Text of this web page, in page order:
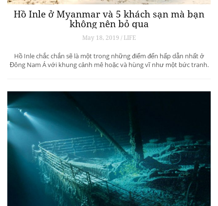
Hồ Inle ở Myanmar và 5 khách sạn mà bạn
không nên bỏ qua
May 18, 2019 / LIFE
Hồ Inle chắc chắn sẽ là một trong những điểm đến hấp dẫn nhất ở
Đông Nam Á với khung cảnh mê hoặc và hùng vĩ như một bức tranh.